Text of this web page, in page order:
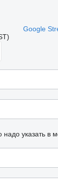
Google
надо указать